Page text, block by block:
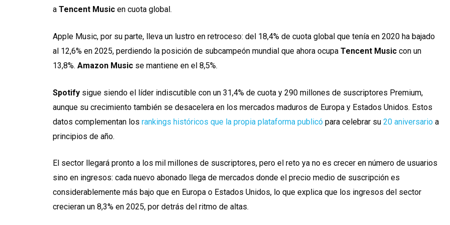
aTencent Music en cuota global.
Apple Music, por su parte, lleva un lustro en retroceso: del 18,4% de cuota global que tenía en 2020 ha bajado
al 12,6% en 2025, perdiendo la posición de subcampeón mundial que ahora ocupaTencent Music con un
13,8%.Amazon Music se mantiene en el 8,5%.
Spotify sigue siendo el líder indiscutible con un 31,4% de cuota y 290 millones de suscriptores Premium,
aunque su crecimiento también se desacelera en los mercados maduros de Europa y Estados Unidos. Estos
datos complementan losrankings históricos que la propia plataforma publicó para celebrar su20 aniversario a
principios de año.
El sector llegará pronto a los mil millones de suscriptores, pero el reto ya no es crecer en número de usuarios
sino en ingresos: cada nuevo abonado llega de mercados donde el precio medio de suscripción es
considerablemente más bajo que en Europa o Estados Unidos, lo que explica que los ingresos del sector
crecieran un 8,3% en 2025, por detrás del ritmo de altas.